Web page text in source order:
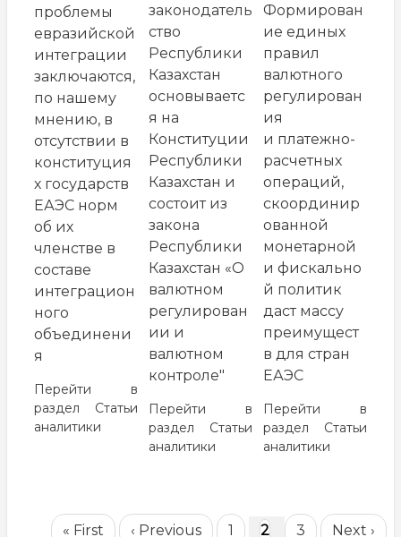
проблемы
евразийской
интеграции
заключаются,
по нашему
мнению, в
отсутствии в
конституция
х государств
ЕАЭС норм
об их
членстве в
составе
интеграцион
ного
объединени
я
Перейти в
раздел Статьи
аналитики
законодатель
ство
Республики
Казахстан
основываетс
я на
Конституции
Республики
Казахстан и
состоит из
закона
Республики
Казахстан «О
валютном
регулирован
ии и
валютном
контроле"
Перейти в
раздел Статьи
аналитики
Формирован
ие единых
правил
валютного
регулирован
ия
и платежно-
расчетных
операций,
скоординир
ованной
монетарной
и фискально
й политик
даст массу
преимущест
в для стран
ЕАЭС
Перейти в
раздел Статьи
аналитики
НумерацияПервая
« First
Предыдущая
‹ Previous Page
1
Текущая
2 Page
3
Next ›